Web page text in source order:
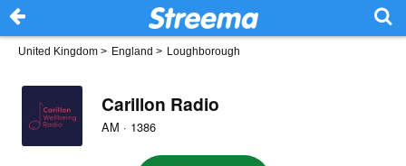
United Kingdom > England > Loughborough
Carillon Radio
AM · 1386